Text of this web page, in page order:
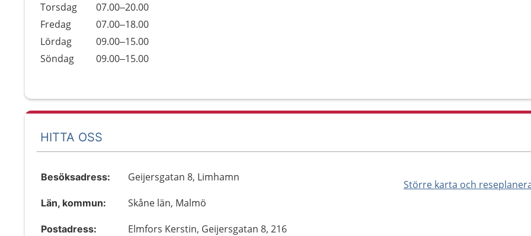
Torsdag
07.00–20.00
Fredag
07.00–18.00
Lördag
09.00–15.00
Söndag
09.00–15.00
HITTA OSS
Större karta och
Besöksadress: Geijersgatan 8, Limhamn
Län, kommun: Skåne län, Malmö
Postadress:
Elmfors Kerstin, Geijersgatan 8, 216